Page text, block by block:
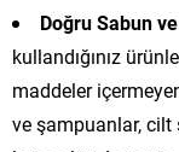
Doğru Sabun
kullandığınız
maddeler
ve şampuanlar, cilt